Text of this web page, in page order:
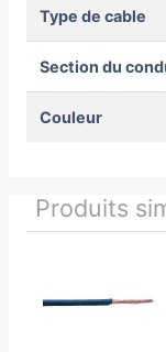
Type de cable
Section du
Couleur
Produits